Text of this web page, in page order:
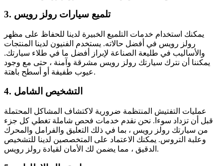
3. تلميع سيارات رولز رويس
يمكنك استخدام خدمات التلميع الخبيرة لدينا للحفاظ على مظهر
رولز رويس في أفضل حالاته. يستخدم الفنيون لدينا المنتجات
والأساليب في طليعة الصناعة لإبراز أفضل ما في طلاء سيارتك.
يمكننا أن نترك سيارتك رولز رويس مشرقة وآمنة ، حتى مع وجود
عيوب طفيفة أو أسطح باهتة.
عمليات التفتيش المنتظمة ضرورية لاكتشاف المشاكل المحتملة
قبل أن تزداد سوءا. نحن نقدم خدمات فحص شاملة تغطي كل جزء
من سيارتك رولز رويس ، بما في ذلك التعليق والفرامل والمحرك
وعلبة التروس. يمكنك الاعتماد على المتخصصين لدينا للتشخيص
الدقيق ، مما يضمن لك الأمان لقيادة رولز رويس.